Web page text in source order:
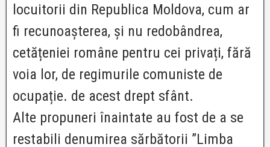
locuitorii din Republica Moldova, cum ar
fi recunoașterea, și nu redobândrea,
cetățeniei române pentru cei privați, fără
voia lor, de regimurile comuniste de
ocupație. de acest drept sfânt.
Alte propuneri înaintate au fost de a se
restabili denumirea sărbătorii ”Limba